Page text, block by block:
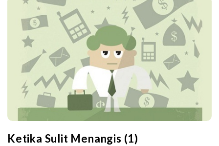
Ketika Sulit Menangis (1)